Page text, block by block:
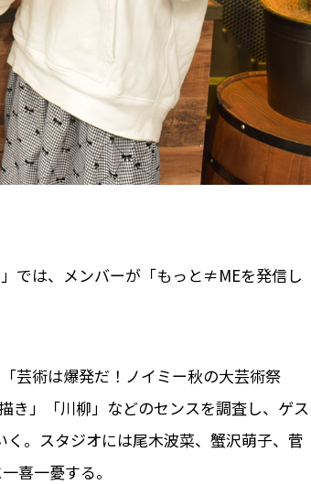
では、メンバーが「もっと≠MEを発信し
芸術は爆発だ！ノイミー秋の大芸術祭
き」「川柳」などのセンスを調査し、ゲス
。スタジオには尾木波菜、蟹沢萌子、菅
喜一憂する。